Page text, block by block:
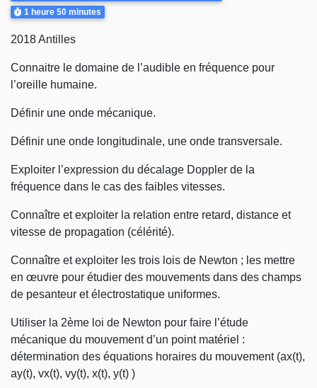
Durée
1 heure 50 minutes
2018 Antilles
Connaitre le domaine de l’audible en fréquence pour
l’oreille humaine.
Définir une onde mécanique.
Définir une onde longitudinale, une onde transversale.
Exploiter l’expression du décalage Doppler de la
fréquence dans le cas des faibles vitesses.
Connaître et exploiter la relation entre retard, distance et
vitesse de propagation (célérité).
Connaître et exploiter les trois lois de Newton ; les mettre
en œuvre pour étudier des mouvements dans des champs
de pesanteur et électrostatique uniformes.
Utiliser la 2ème loi de Newton pour faire l’étude
mécanique du mouvement d’un point matériel :
détermination des équations horaires du mouvement (ax(t),
ay(t), vx(t), vy(t), x(t), y(t) )